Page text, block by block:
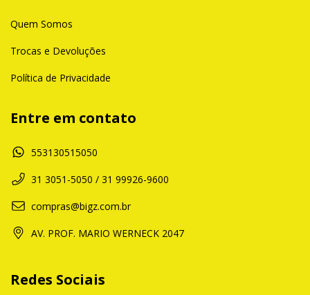
Quem Somos
Trocas e Devoluções
Política de Privacidade
Entre em contato
553130515050
31 3051-5050 / 31 99926-9600
compras@bigz.com.br
AV. PROF. MARIO WERNECK 2047
Redes Sociais